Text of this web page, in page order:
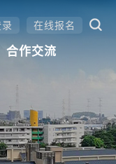
在线报名
合作交流